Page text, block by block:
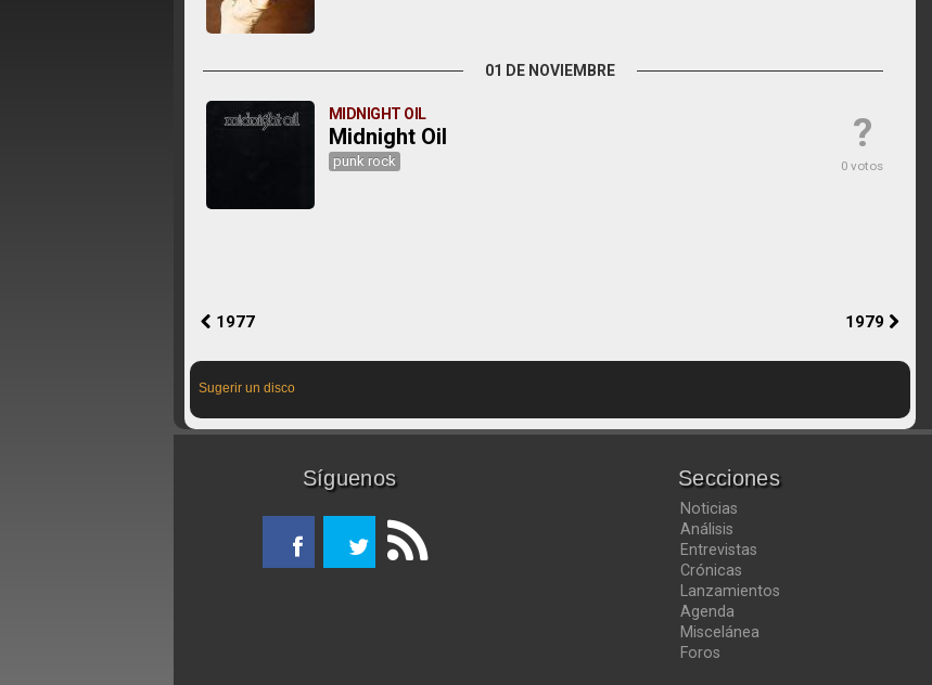
01 DE NOVIEMBRE
?
0 votos
MIDNIGHT OIL
Midnight Oil
punk rock
1977 1979
Sugerir un disco
Síguenos Secciones
Noticias
Análisis
Entrevistas
Crónicas
Lanzamientos
Agenda
Miscelánea
Foros